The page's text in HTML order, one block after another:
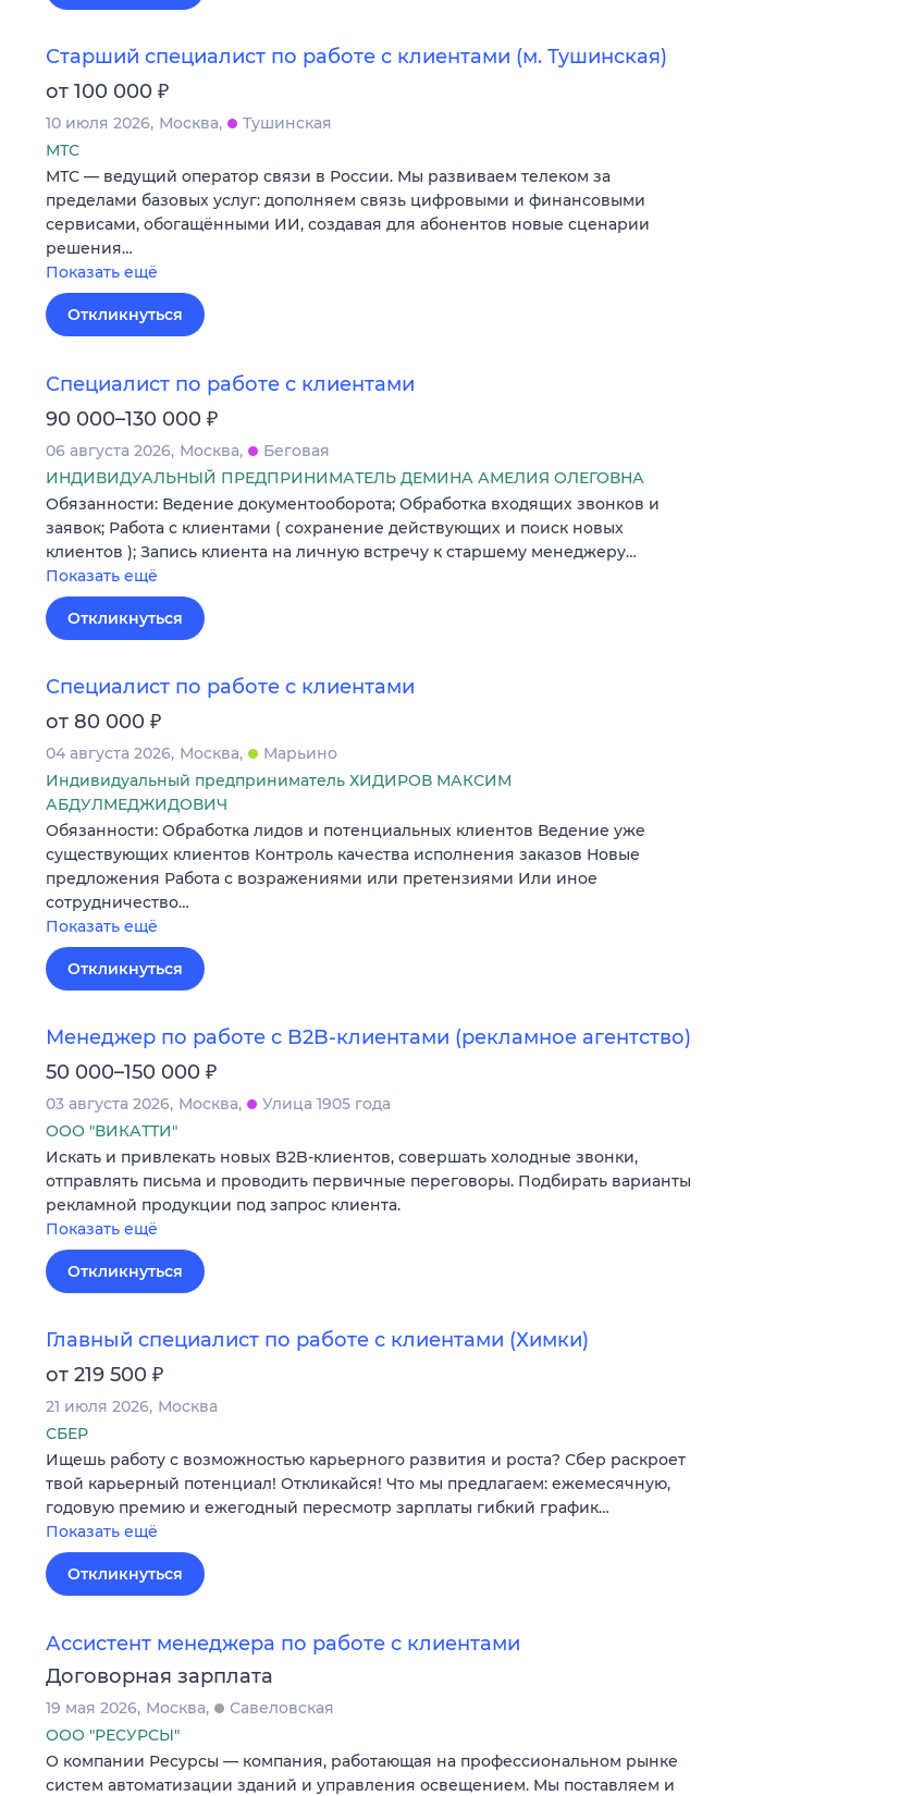
Старший специалист по работе с клиентами (м. Тушинская)
от 100 000 ₽
10 июля 2026 Москва
Тушинская
МТС
МТС — ведущий оператор связи в России. Мы развиваем телеком за
пределами базовых услуг: дополняем связь цифровыми и финансовыми
сервисами, обогащёнными ИИ, создавая для абонентов новые сценарии
решения…
Показать ещё
Откликнуться
Специалист по работе с клиентами
90 000–130 000 ₽
06 августа 2026 Москва
Беговая
ИНДИВИДУАЛЬНЫЙ ПРЕДПРИНИМАТЕЛЬ ДЕМИНА АМЕЛИЯ ОЛЕГОВНА
Обязанности: Ведение документооборота; Обработка входящих звонков и
заявок; Работа с клиентами ( сохранение действующих и поиск новых
клиентов ); Запись клиента на личную встречу к старшему менеджеру…
Показать ещё
Откликнуться
Специалист по работе с клиентами
от 80 000 ₽
04 августа 2026 Москва
Марьино
Индивидуальный предприниматель ХИДИРОВ МАКСИМ
АБДУЛМЕДЖИДОВИЧ
Обязанности: Обработка лидов и потенциальных клиентов Ведение уже
существующих клиентов Контроль качества исполнения заказов Новые
предложения Работа с возражениями или претензиями Или иное
сотрудничество…
Показать ещё
Откликнуться
Менеджер по работе с B2B-клиентами (рекламное агентство)
50 000–150 000 ₽
03 августа 2026 Москва
Улица 1905 года
ООО "ВИКАТТИ"
Искать и привлекать новых B2B-клиентов, совершать холодные звонки,
отправлять письма и проводить первичные переговоры. Подбирать варианты
рекламной продукции под запрос клиента.
Показать ещё
Откликнуться
Главный специалист по работе с клиентами (Химки)
от 219 500 ₽
21 июля 2026 Москва
СБЕР
Ищешь работу с возможностью карьерного развития и роста? Сбер раскроет
твой карьерный потенциал! Откликайся! Что мы предлагаем: ежемесячную,
годовую премию и ежегодный пересмотр зарплаты гибкий график…
Показать ещё
Откликнуться
Ассистент менеджера по работе с клиентами
Договорная зарплата
19 мая 2026 Москва
Савеловская
ООО "РЕСУРСЫ"
О компании Ресурсы — компания, работающая на профессиональном рынке
систем автоматизации зданий и управления освещением. Мы поставляем и